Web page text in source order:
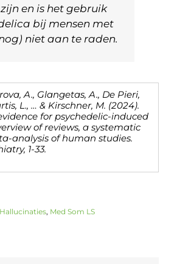
en is het gebruik
bij mensen met
niet aan te raden.
A., Glangetas, A., De Pieri,
L., … & Kirschner, M. (2024).
for psychedelic-induced
of reviews, a systematic
analysis of human studies.
1-33.
Hallucinaties, Med Som LS